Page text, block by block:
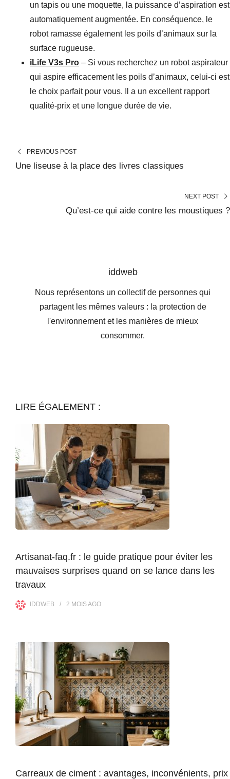
un tapis ou une moquette, la puissance d’aspiration est
automatiquement augmentée. En conséquence, le
robot ramasse également les poils d’animaux sur la
surface rugueuse.
iLife V3s Pro – Si vous recherchez un robot aspirateur
qui aspire efficacement les poils d’animaux, celui-ci est
le choix parfait pour vous. Il a un excellent rapport
qualité-prix et une longue durée de vie.
PREVIOUS POST
Une liseuse à la place des livres classiques
NEXT POST
Qu’est-ce qui aide contre les moustiques ?
iddweb
Nous représentons un collectif de personnes qui
partagent les mêmes valeurs : la protection de
l'environnement et les manières de mieux
consommer.
LIRE ÉGALEMENT :
Artisanat-faq.fr : le guide pratique pour éviter les
mauvaises surprises quand on se lance dans les
travaux
IDDWEB 2 MOISAGO
Carreaux de ciment : avantages, inconvénients, prix